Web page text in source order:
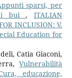
sparsi, per
bui,ITALIAN
INCLUSION: V.
Education for
Catia Giaconi,
Vulnerabilità
educazione,